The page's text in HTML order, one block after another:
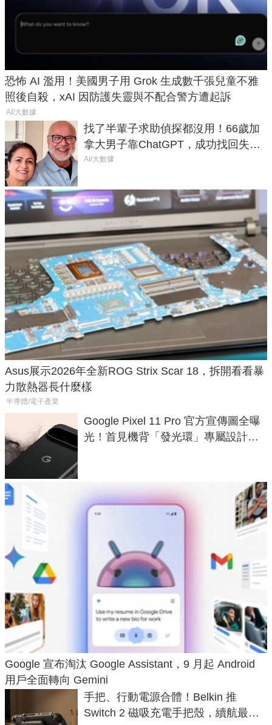
恐怖 AI 濫用！美國男子用 Grok 生成數千張兒童不雅
照後自殺，xAI 因防護失靈與不配合警方遭起訴
AI/大數據
找了半輩子求助偵探都沒用！66歲加
拿大男子靠ChatGPT，成功找回失散
50年家人
AI/大數據
Asus展示2026年全新ROG Strix Scar 18，拆開看看暴
力散熱器長什麼樣
半導體/電子產業
Google Pixel 11 Pro 官方宣傳圖全曝
光！首見機背「發光環」專屬設計、
Google 宣布淘汰 Google Assistant，9 月起 Android
用戶全面轉向 Gemini
手把、行動電源合體！Belkin 推
Switch 2 磁吸充電手把殼，續航最高